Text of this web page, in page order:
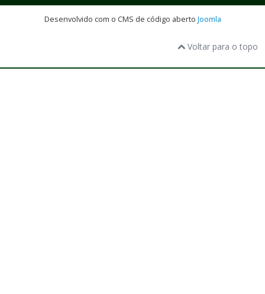
Desenvolvido com o CMS de código aberto Joomla
Voltar para o topo